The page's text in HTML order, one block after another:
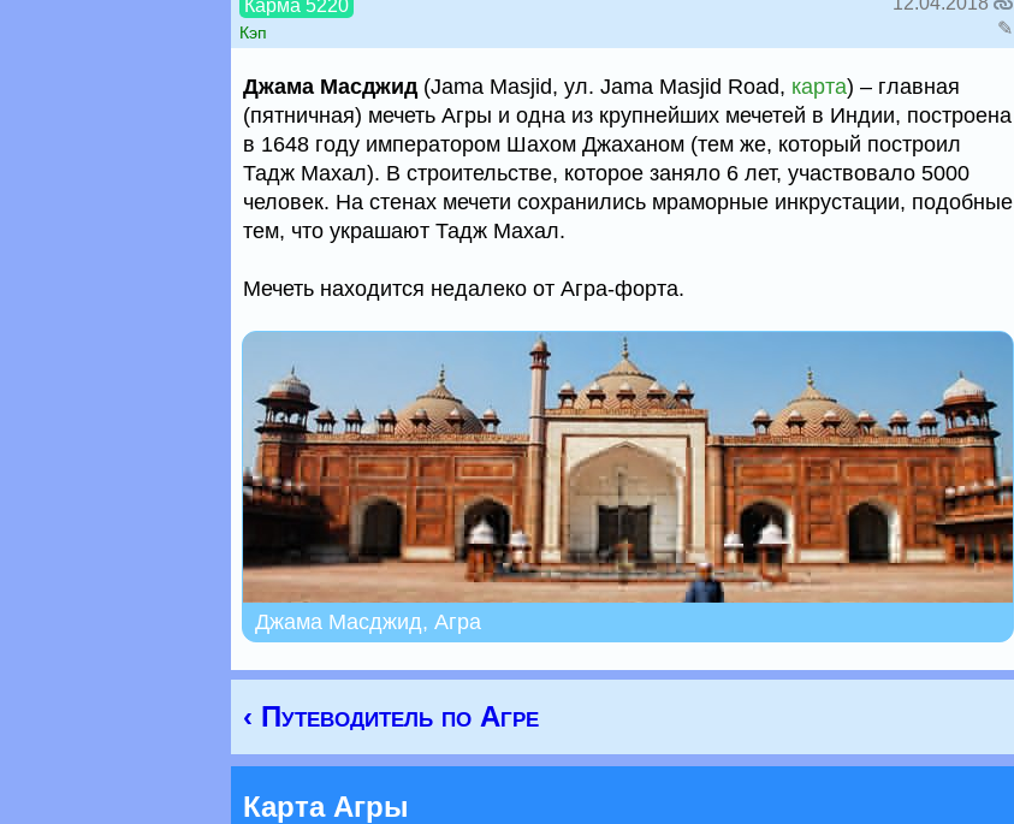
Карма 5220
Кэп
✎
Джама Масджид(Jama Masjid, ул. Jama Masjid Road, карта) – главная
(пятничная) мечеть Агры и одна из крупнейших мечетей в Индии, построена
в 1648 году императором Шахом Джаханом (тем же, который построил
Тадж Махал). В строительстве, которое заняло 6 лет, участвовало 5000
человек. На стенах мечети сохранились мраморные инкрустации, подобные
тем, что украшают Тадж Махал.
Мечеть находится недалеко от Агра-форта.
Джама Масджид, Агра
‹ Путеводитель по Агре
Карта Агры